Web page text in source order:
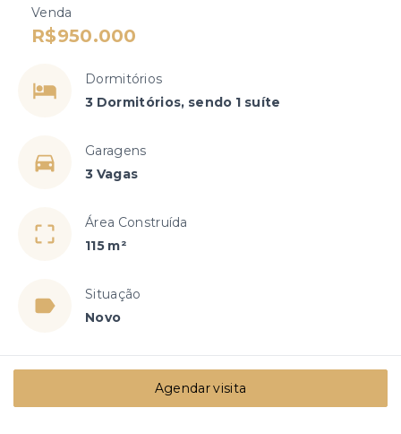
Venda
R$950.000
Dormitórios
3 Dormitórios, sendo 1 suíte
Garagens
3 Vagas
Área Construída
115 m²
Situação
Novo
Agendar visita